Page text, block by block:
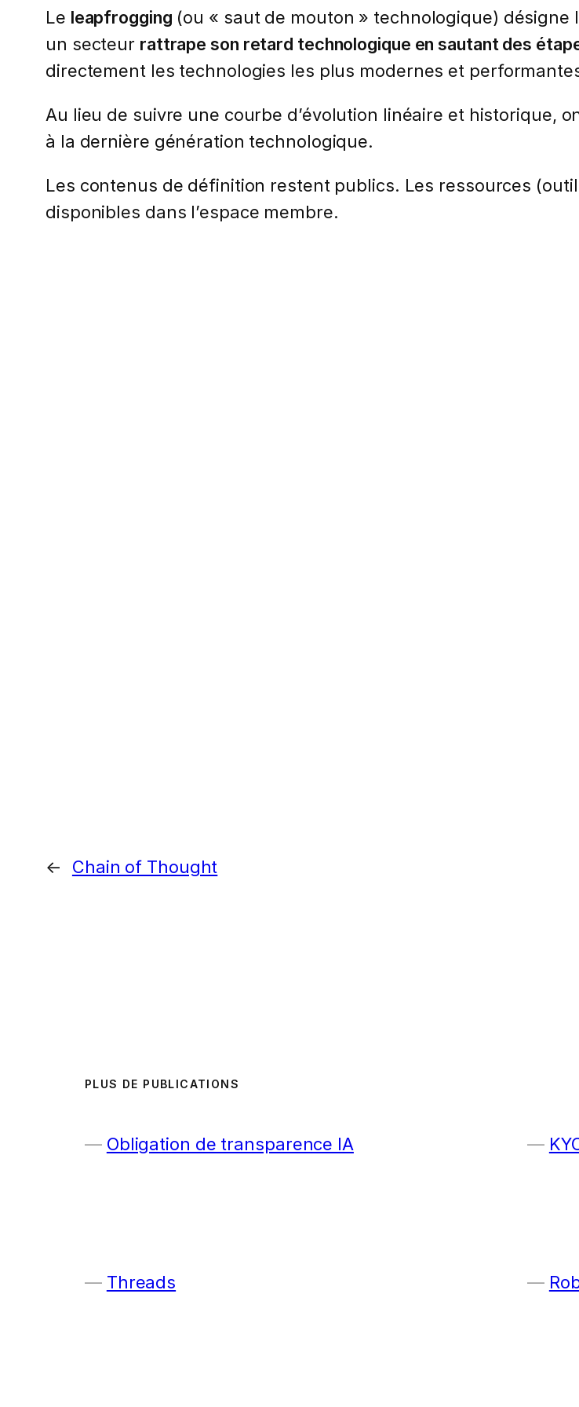
Le leapfrogging (ou « saut de mouton » technologique)
un secteur rattrape son retard technologique en sautant des
directement les technologies les plus modernes et
Au lieu de suivre une courbe d’évolution linéaire et historique,
à la dernière génération technologique.
Les contenus de définition restent publics. Les ressources
disponibles dans l’espace membre.
← Chain of Thought
PLUS DE PUBLICATIONS
Obligation de transparence IA
Threads